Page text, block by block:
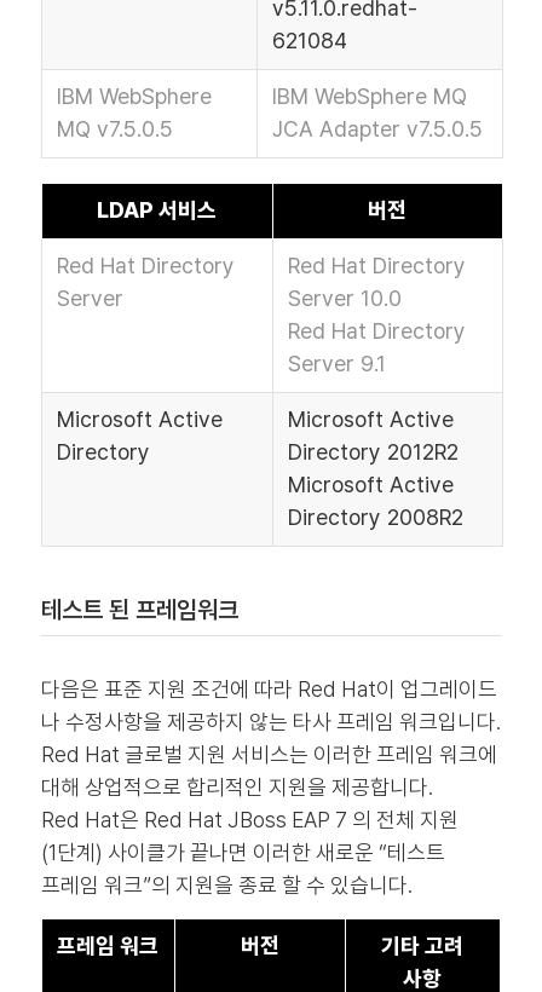
v5.11.0.redhat-
621084
IBM WebSphere
MQ v7.5.0.5
IBM WebSphere MQ
JCA Adapter v7.5.0.5
LDAP 서비스 버전
Red Hat Directory
Server
Red Hat Directory
Server 10.0
Red Hat Directory
Server 9.1
Microsoft Active
Directory
Microsoft Active
Directory 2012R2
Microsoft Active
Directory 2008R2
테스트 된 프레임워크
다음은 표준 지원 조건에 따라 Red Hat이 업그레이드
나 수정사항을 제공하지 않는 타사 프레임 워크입니다.
Red Hat 글로벌 지원 서비스는 이러한 프레임 워크에
대해 상업적으로 합리적인 지원을 제공합니다.
Red Hat은 Red Hat JBoss EAP 7 의 전체 지원
(1단계) 사이클가 끝나면 이러한 새로운 “테스트
프레임 워크”의 지원을 종료 할 수 있습니다.
프레임 워크 버전
기타 고려
사항